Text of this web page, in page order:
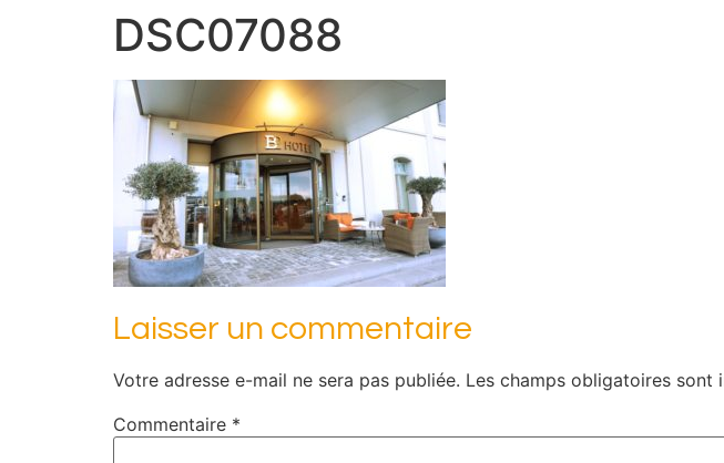
DSC07088
Laisser un commentaire
Votre adresse e-mail ne sera pas publiée. Les champs obligatoires sont
Commentaire *